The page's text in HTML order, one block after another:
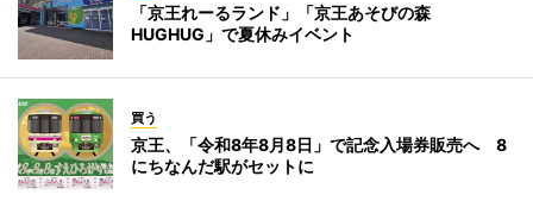
「京王れーるランド」「京王あそびの森
HUGHUG」で夏休みイベント
買う
京王、「令和8年8月8日」で記念入場券販売へ 8
にちなんだ駅がセットに